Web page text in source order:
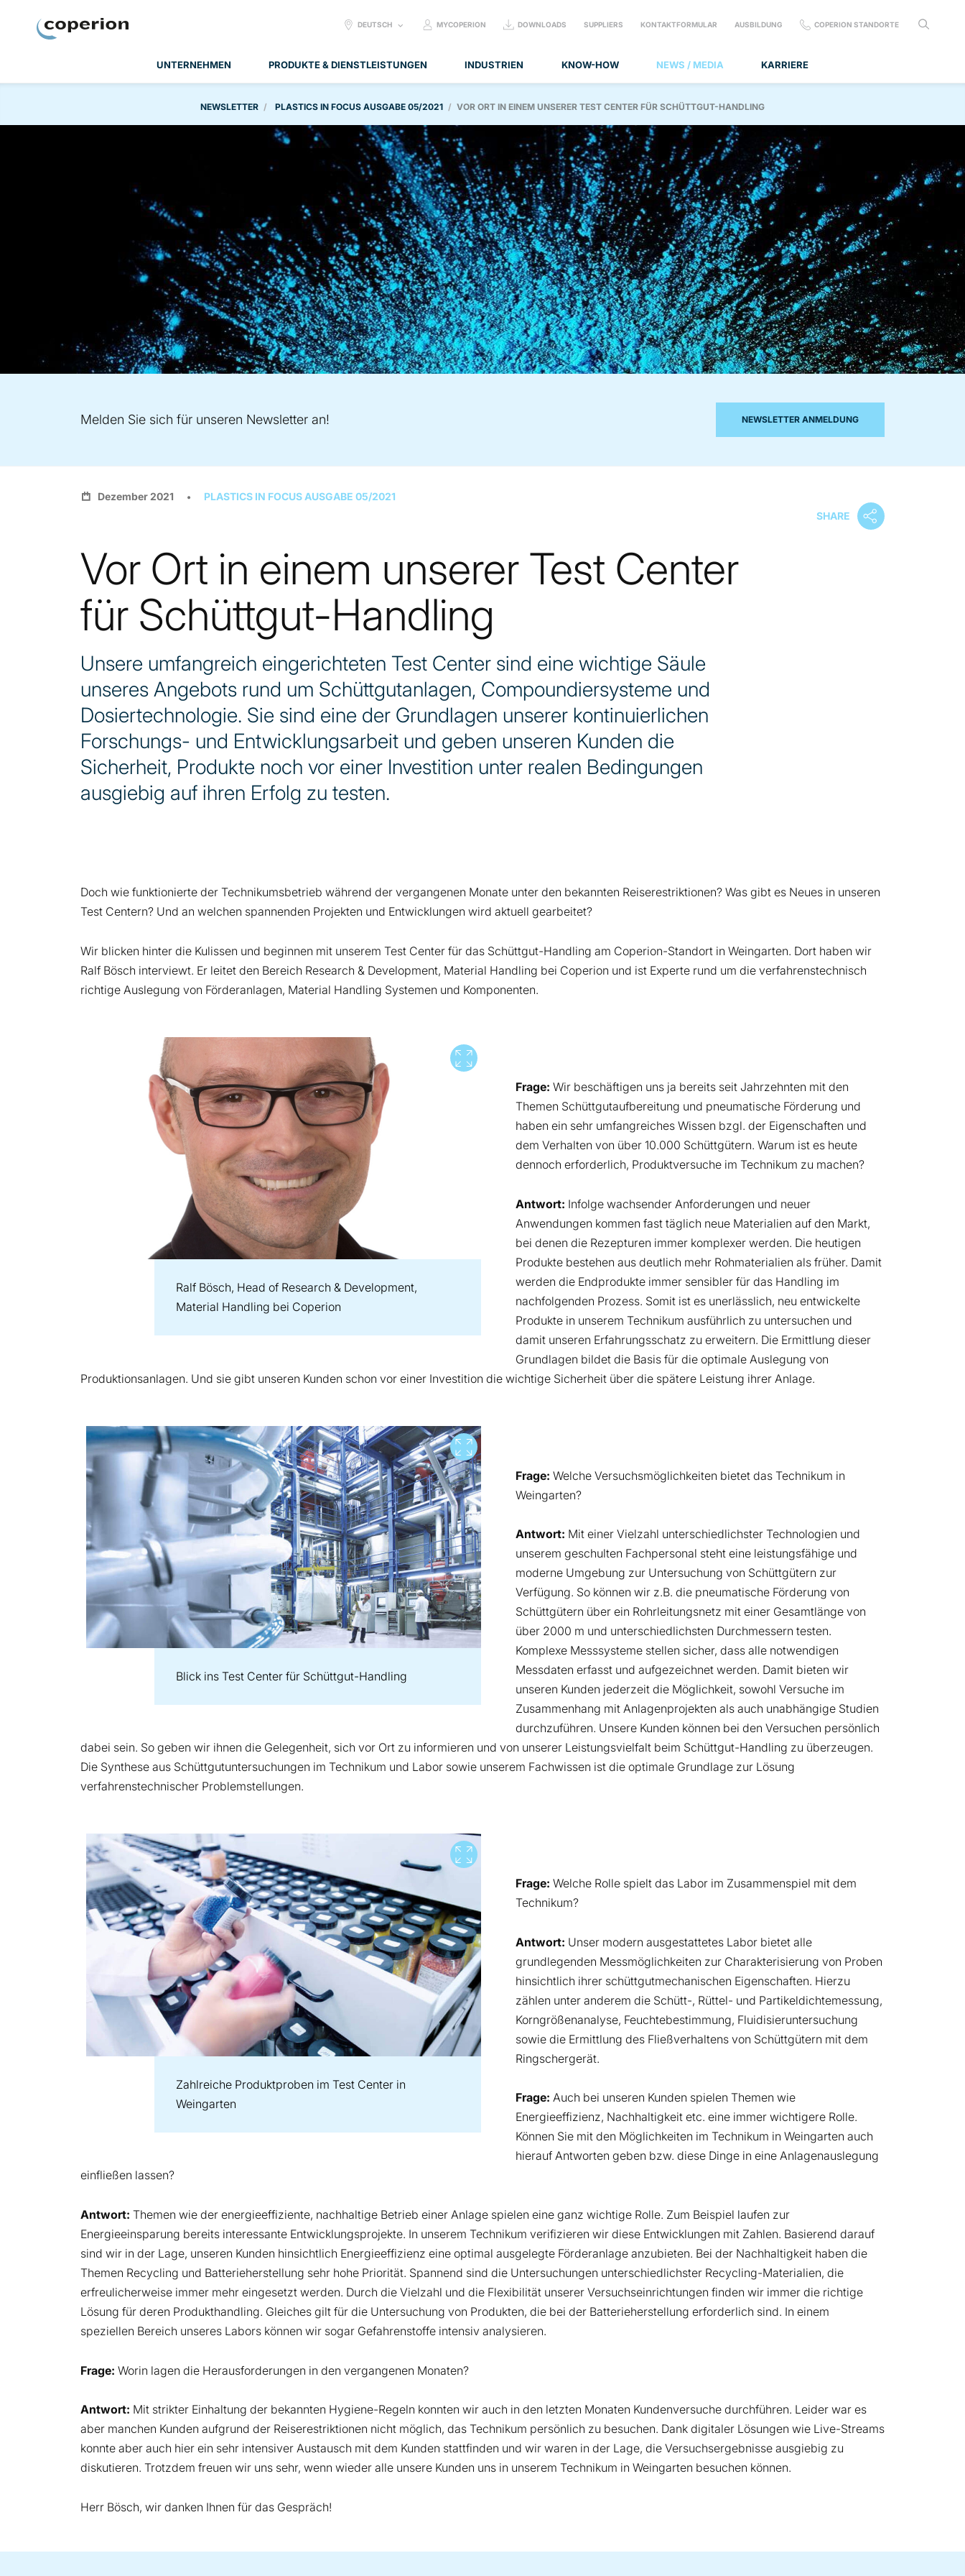
UNTERNEHMEN PRODUKTE & DIENSTLEISTUNGEN INDUSTRIEN KNOW-HOW NEWS / MEDIA KARRIERE
SELECT
DEUTSCH MYCOPERION DOWNLOADS SUPPLIERS KONTAKTFORMULAR AUSBILDUNG COPERION STANDORTE
NEWSLETTER PLASTICS IN FOCUS AUSGABE 05/2021 VOR ORT IN EINEM UNSERER TEST CENTER FÜR SCHÜTTGUT-HANDLING
Melden Sie sich für unseren Newsletter an! NEWSLETTER ANMELDUNG
Dezember 2021
PLASTICS IN FOCUS AUSGABE 05/2021
SHARE
Vor Ort in einem unserer Test Center
für Schüttgut-Handling
Unsere umfangreich eingerichteten Test Center sind eine wichtige Säule
unseres Angebots rund um Schüttgutanlagen, Compoundiersysteme und
Dosiertechnologie. Sie sind eine der Grundlagen unserer kontinuierlichen
Forschungs- und Entwicklungsarbeit und geben unseren Kunden die
Sicherheit, Produkte noch vor einer Investition unter realen Bedingungen
ausgiebig auf ihren Erfolg zu testen.
Doch wie funktionierte der Technikumsbetrieb während der vergangenen Monate unter den bekannten Reiserestriktionen? Was gibt es Neues in unseren
Test Centern? Und an welchen spannenden Projekten und Entwicklungen wird aktuell gearbeitet?
Wir blicken hinter die Kulissen und beginnen mit unserem Test Center für das Schüttgut-Handling am Coperion-Standort in Weingarten. Dort haben wir
Ralf Bösch interviewt. Er leitet den Bereich Research & Development, Material Handling bei Coperion und ist Experte rund um die verfahrenstechnisch
richtige Auslegung von Förderanlagen, Material Handling Systemen und Komponenten.
Vollbild
Ralf Bösch, Head of Research & Development,
Material Handling bei Coperion
Frage: Wir beschäftigen uns ja bereits seit Jahrzehnten mit den
Themen Schüttgutaufbereitung und pneumatische Förderung und
haben ein sehr umfangreiches Wissen bzgl. der Eigenschaften und
dem Verhalten von über 10.000 Schüttgütern. Warum ist es heute
dennoch erforderlich, Produktversuche im Technikum zu machen?
Antwort: Infolge wachsender Anforderungen und neuer
Anwendungen kommen fast täglich neue Materialien auf den Markt,
bei denen die Rezepturen immer komplexer werden. Die heutigen
Produkte bestehen aus deutlich mehr Rohmaterialien als früher. Damit
werden die Endprodukte immer sensibler für das Handling im
nachfolgenden Prozess. Somit ist es unerlässlich, neu entwickelte
Produkte in unserem Technikum ausführlich zu untersuchen und
damit unseren Erfahrungsschatz zu erweitern. Die Ermittlung dieser
Grundlagen bildet die Basis für die optimale Auslegung von
Produktionsanlagen. Und sie gibt unseren Kunden schon vor einer Investition die wichtige Sicherheit über die spätere Leistung ihrer Anlage.
Vollbild
Blick ins Test Center für Schüttgut-Handling
Frage: Welche Versuchsmöglichkeiten bietet das Technikum in
Weingarten?
Antwort: Mit einer Vielzahl unterschiedlichster Technologien und
unserem geschulten Fachpersonal steht eine leistungsfähige und
moderne Umgebung zur Untersuchung von Schüttgütern zur
Verfügung. So können wir z.B. die pneumatische Förderung von
Schüttgütern über ein Rohrleitungsnetz mit einer Gesamtlänge von
über 2000 m und unterschiedlichsten Durchmessern testen.
Komplexe Messsysteme stellen sicher, dass alle notwendigen
Messdaten erfasst und aufgezeichnet werden. Damit bieten wir
unseren Kunden jederzeit die Möglichkeit, sowohl Versuche im
Zusammenhang mit Anlagenprojekten als auch unabhängige Studien
durchzuführen. Unsere Kunden können bei den Versuchen persönlich
dabei sein. So geben wir ihnen die Gelegenheit, sich vor Ort zu informieren und von unserer Leistungsvielfalt beim Schüttgut-Handling zu überzeugen.
Die Synthese aus Schüttgutuntersuchungen im Technikum und Labor sowie unserem Fachwissen ist die optimale Grundlage zur Lösung
verfahrenstechnischer Problemstellungen.
Vollbild
Zahlreiche Produktproben im Test Center in
Weingarten
Frage: Welche Rolle spielt das Labor im Zusammenspiel mit dem
Technikum?
Antwort: Unser modern ausgestattetes Labor bietet alle
grundlegenden Messmöglichkeiten zur Charakterisierung von Proben
hinsichtlich ihrer schüttgutmechanischen Eigenschaften. Hierzu
zählen unter anderem die Schütt-, Rüttel- und Partikeldichtemessung,
Korngrößenanalyse, Feuchtebestimmung, Fluidisieruntersuchung
sowie die Ermittlung des Fließverhaltens von Schüttgütern mit dem
Ringschergerät.
Frage: Auch bei unseren Kunden spielen Themen wie
Energieeffizienz, Nachhaltigkeit etc. eine immer wichtigere Rolle.
Können Sie mit den Möglichkeiten im Technikum in Weingarten auch
hierauf Antworten geben bzw. diese Dinge in eine Anlagenauslegung
einfließen lassen?
Antwort: Themen wie der energieeffiziente, nachhaltige Betrieb einer Anlage spielen eine ganz wichtige Rolle. Zum Beispiel laufen zur
Energieeinsparung bereits interessante Entwicklungsprojekte. In unserem Technikum verifizieren wir diese Entwicklungen mit Zahlen. Basierend darauf
sind wir in der Lage, unseren Kunden hinsichtlich Energieeffizienz eine optimal ausgelegte Förderanlage anzubieten. Bei der Nachhaltigkeit haben die
Themen Recycling und Batterieherstellung sehr hohe Priorität. Spannend sind die Untersuchungen unterschiedlichster Recycling-Materialien, die
erfreulicherweise immer mehr eingesetzt werden. Durch die Vielzahl und die Flexibilität unserer Versuchseinrichtungen finden wir immer die richtige
Lösung für deren Produkthandling. Gleiches gilt für die Untersuchung von Produkten, die bei der Batterieherstellung erforderlich sind. In einem
speziellen Bereich unseres Labors können wir sogar Gefahrenstoffe intensiv analysieren.
Frage: Worin lagen die Herausforderungen in den vergangenen Monaten?
Antwort: Mit strikter Einhaltung der bekannten Hygiene-Regeln konnten wir auch in den letzten Monaten Kundenversuche durchführen. Leider war es
aber manchen Kunden aufgrund der Reiserestriktionen nicht möglich, das Technikum persönlich zu besuchen. Dank digitaler Lösungen wie Live-Streams
konnte aber auch hier ein sehr intensiver Austausch mit dem Kunden stattfinden und wir waren in der Lage, die Versuchsergebnisse ausgiebig zu
diskutieren. Trotzdem freuen wir uns sehr, wenn wieder alle unsere Kunden uns in unserem Technikum in Weingarten besuchen können.
Herr Bösch, wir danken Ihnen für das Gespräch!